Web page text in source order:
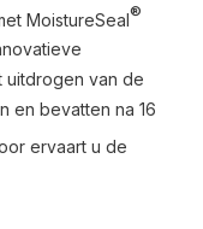
MoistureSeal®
uitdrogen van de
en bevatten na 16
ervaart u de